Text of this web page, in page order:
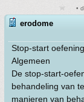
•
erodome
Stop-start
Algemeen
De stop-start-
behandeling van
manieren van